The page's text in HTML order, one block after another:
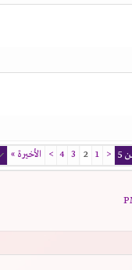
<
2
> الأخيرة»